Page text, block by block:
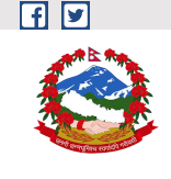
Skip to main content